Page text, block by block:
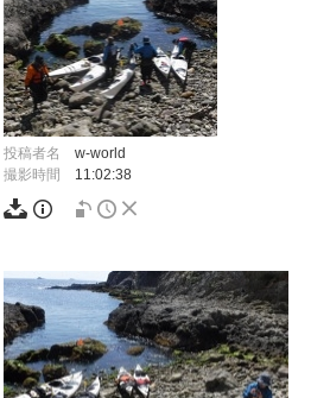
投稿者名
w-world
撮影時間
11:02:38